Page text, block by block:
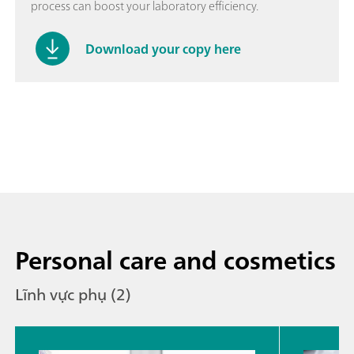
process can boost your laboratory efficiency.
Download your copy here
Personal care and cosmetics
Lĩnh vực phụ (2)